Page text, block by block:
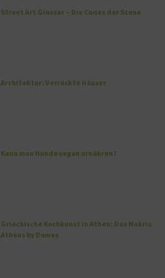
Street Art Glossar – Die Codes der Szene
Architektur: Verrückte Häuser
Kann man Hunde vegan ernähren?
Griechische Kochkunst in Athen: Das Makris
Athens by Domes